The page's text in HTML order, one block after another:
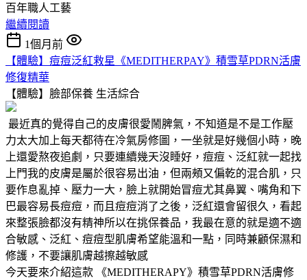
百年職人工藝
繼續閱讀
1個月前
【體驗】痘痘泛紅救星《MEDITHERPAY》積雪草PDRN活膚
修復精華
【體驗】臉部保養 生活綜合
最近真的覺得自己的皮膚很愛鬧脾氣，不知道是不是工作壓
力太大加上每天都待在冷氣房修圖，一坐就是好幾個小時，晚
上還愛熬夜追劇，只要連續幾天沒睡好，痘痘、泛紅就一起找
上門我的皮膚是屬於很容易出油，但兩頰又偏乾的混合肌，只
要作息亂掉、壓力一大，臉上就開始冒痘尤其鼻翼、嘴角和下
巴最容易長痘痘，而且痘痘消了之後，泛紅還會留很久，看起
來整張臉都沒有精神所以在挑保養品，我最在意的就是適不適
合敏感、泛紅、痘痘型肌膚希望能溫和一點，同時兼顧保濕和
修護，不要讓肌膚越擦越敏感
今天要來介紹這款 《MEDITHERAPY》積雪草PDRN活膚修